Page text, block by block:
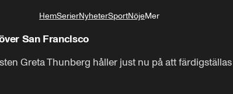
HemSerierNyheterSportNöjeMer
San Francisco
Greta Thunberg håller just nu på att